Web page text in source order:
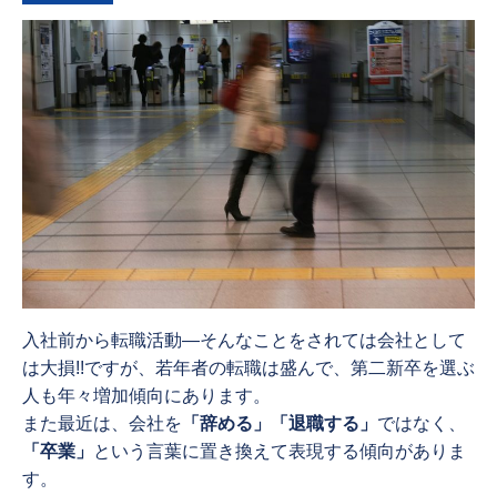
入社前から転職活動―そんなことをされては会社として
は大損!!ですが、若年者の転職は盛んで、第二新卒を選ぶ
人も年々増加傾向にあります。
また最近は、会社を 「辞める」「退職する」 ではなく、
「卒業」 という言葉に置き換えて表現する傾向がありま
す。